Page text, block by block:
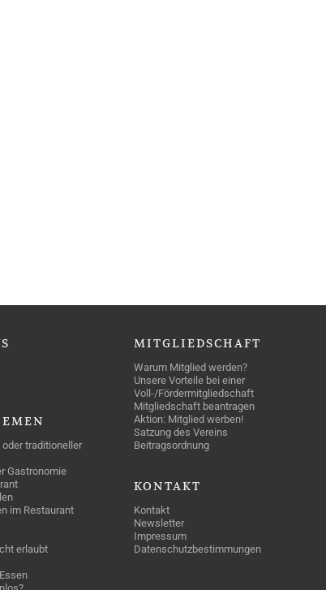
traditioneller
Gastronomie
im Restaurant
erlaubt
MITGLIEDSCHAFT
Warum Mitglied werden?
Unsere Vorteile bei einer
Voll-/Fördermitgliedschaft
Mitgliedschaft beantragen
Aktion: Mitglied werben!
Satzung des Vereins
Beitragsordnung
KONTAKT
Kontakt
Newsletter
Impressum
Datenschutzbestimmungen